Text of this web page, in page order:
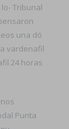
Tribunal
una dó
vardenafil
24 horas
Punta